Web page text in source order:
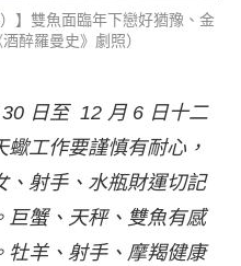
】雙魚面臨年下戀好猶豫、金
醉羅曼史》劇照）
30 日至 12 月 6 日十二
工作要謹慎有耐心，
、射手、水瓶財運切記
巨蟹、天秤、雙魚有感
牡羊、射手、摩羯健康